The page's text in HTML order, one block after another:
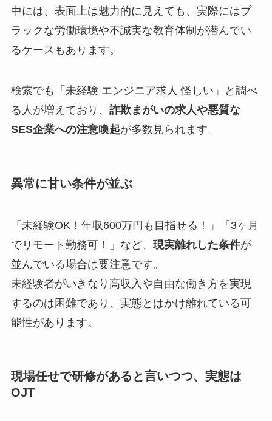
中には、表面上は魅力的に見えても、実際にはブ
ラックな労働環境や不誠実な教育体制が潜んでい
るケースもあります。
検索でも「未経験 エンジニア求人 怪しい」と調べ
る人が増えており、 詐欺まがいの求人や悪質な
SES企業への注意喚起が多数見られます。
異常に甘い条件が並ぶ
「未経験OK！年収600万円も目指せる！」「3ヶ月
でリモート勤務可！」など、 現実離れした条件が
並んでいる場合は要注意です。
未経験者がいきなり高収入や自由な働き方を実現
するのは困難であり、実態とはかけ離れている可
能性があります。
現場任せで研修があると言いつつ、実態は
OJT